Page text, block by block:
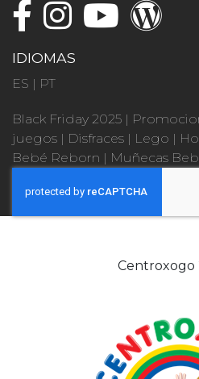
IDIOMAS
ES | PT
Black Friday 2025 |
juegos | Disfraces | Lego |
Bebé Reborn | Muñecas
Centroxogo